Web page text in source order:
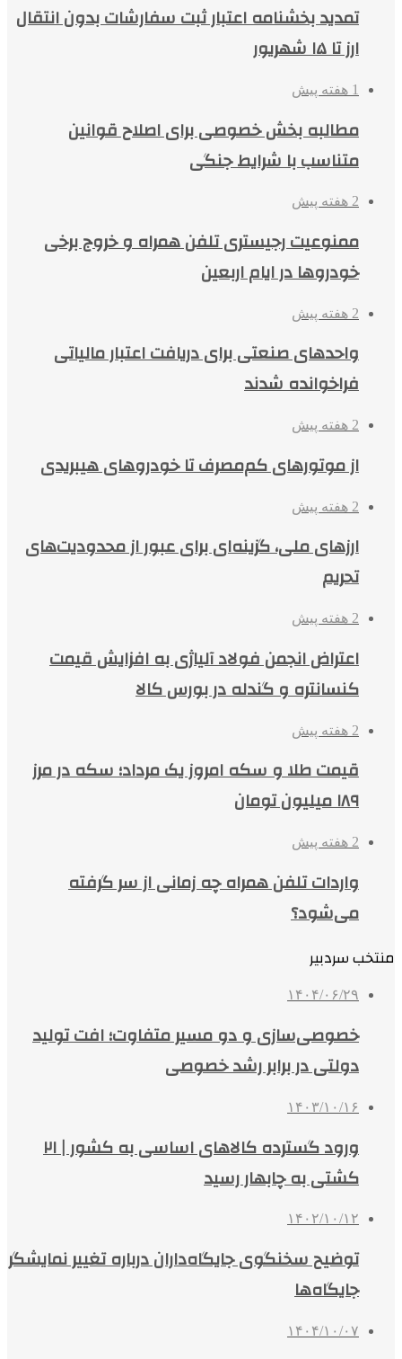
تمدید بخشنامه اعتبار ثبت سفارشات بدون انتقال
ارز تا ۱۵ شهریور
1 هفته پیش
مطالبه بخش خصوصی برای اصلاح قوانین
متناسب با شرایط جنگی
2 هفته پیش
ممنوعیت رجیستری تلفن همراه و خروج برخی
خودروها در ایام اربعین
2 هفته پیش
واحدهای صنعتی برای دریافت اعتبار مالیاتی
فراخوانده شدند
2 هفته پیش
از موتورهای کم‌مصرف تا خودروهای هیبریدی
2 هفته پیش
ارزهای ملی، گزینه‌ای برای عبور از محدودیت‌های
تحریم
2 هفته پیش
اعتراض انجمن فولاد آلیاژی به افزایش قیمت
کنسانتره و گندله در بورس کالا
2 هفته پیش
قیمت طلا و سکه امروز یک مرداد؛ سکه در مرز
۱۸۹ میلیون تومان
2 هفته پیش
واردات تلفن همراه چه زمانی از سر گرفته
می‌شود؟
منتخب سردبیر
۱۴۰۴/۰۶/۲۹
خصوصی‌سازی و دو مسیر متفاوت؛ افت تولید
دولتی در برابر رشد خصوصی
۱۴۰۳/۱۰/۱۶
ورود گسترده کالاهای اساسی به کشور | ۲۱
کشتی به چابهار رسید
۱۴۰۲/۱۰/۱۲
توضیح سخنگوی جایگاه‌داران درباره تغییر نمایشگر
جایگاه‌ها
۱۴۰۴/۱۰/۰۷